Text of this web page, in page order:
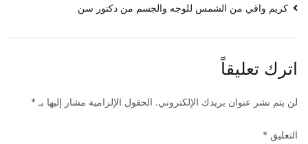
تصفّح
كريم واقي من الشمس للوجه والجسم من دكتور سن
اترك تعليقاً
لن يتم نشر عنوان بريدك الإلكتروني. الحقول الإلزامية مشار إليها بـ *
التعليق *